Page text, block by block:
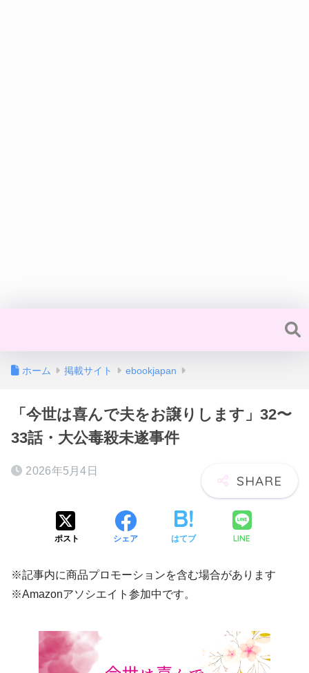
ホーム 掲載サイト ebookjapan
「今世は喜んで夫をお譲りします」32〜
33話・大公毒殺未遂事件
2026年5月4日
ポスト シェア はてブ LINE
※記事内に商品プロモーションを含む場合があります
※Amazonアソシエイト参加中です。